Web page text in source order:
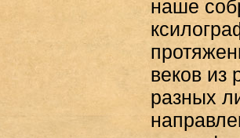
наше
веков из
разных